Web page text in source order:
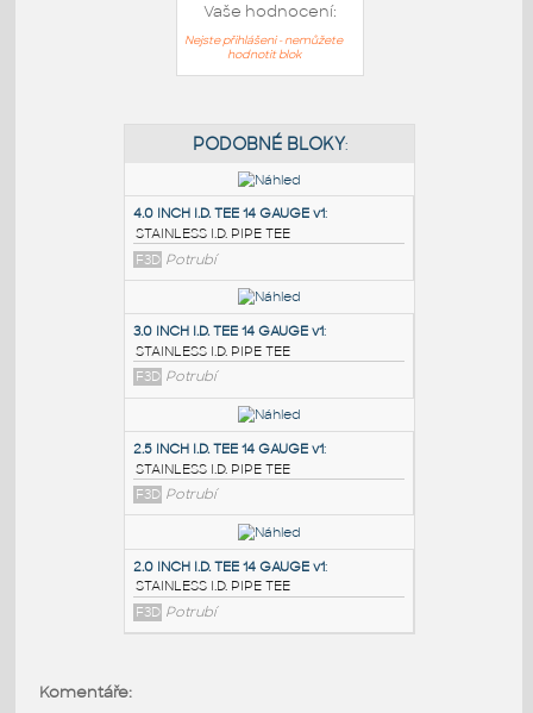
Vaše hodnocení:
Nejste přihlášeni - nemůžete
hodnotit blok
PODOBNÉ BLOKY
4.0 INCH I.D. TEE 14 GAUGE v1:
STAINLESS I.D. PIPE TEE
F3D Potrubí
3.0 INCH I.D. TEE 14 GAUGE v1
STAINLESS I.D. PIPE TEE
F3D Potrubí
Komentáře: